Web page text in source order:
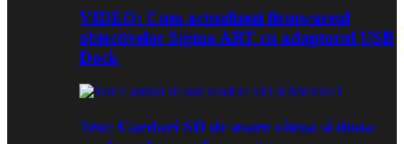
VIDEO: Cum actualizezi firmwareul
obiectivelor Sigma ART cu adaptorul USB
Dock
Test: Carduri SD de mare viteza si doua